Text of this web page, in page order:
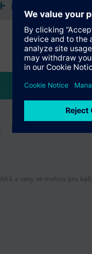
Dokumentace
a ceny se mohou pro